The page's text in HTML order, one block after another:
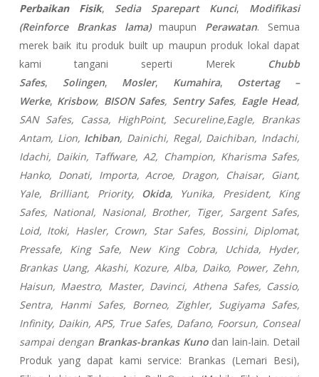
Perbaikan Fisik, Sedia Sparepart Kunci, Modifikasi
(Reinforce Brankas lama)maupun Perawatan. Semua
merek baik itu produk built up maupun produk lokal dapat
kami tangani seperti Merek
Chubb
Safes, Solingen, Mosler, Kumahira, Ostertag –
Werke, Krisbow, BISON Safes, Sentry Safes, Eagle Head,
SAN Safes, Cassa, HighPoint, Secureline,Eagle, Brankas
Antam, Lion, Ichiban, Dainichi, Regal, Daichiban, Indachi,
Idachi, Daikin, Taffware, A2, Champion, Kharisma Safes,
Hanko, Donati, Importa, Acroe, Dragon, Chaisar, Giant,
Yale, Brilliant, Priority,
Okida, Yunika, President, King
Safes, National, Nasional, Brother, Tiger, Sargent Safes,
Loid, Itoki, Hasler, Crown, Star Safes, Bossini, Diplomat,
Pressafe, King Safe, New King Cobra, Uchida, Hyder,
Brankas Uang, Akashi, Kozure, Alba, Daiko, Power, Zehn,
Haisun, Maestro, Master, Davinci, Athena Safes, Cassio,
Sentra, Hanmi Safes, Borneo, Zighler, Sugiyama Safes,
Infinity, Daikin, APS, True Safes, Dafano, Foorsun, Conseal
sampai dengan Brankas-brankas Kunodan lain-lain. Detail
Produk yang dapat kami service: Brankas (Lemari Besi),